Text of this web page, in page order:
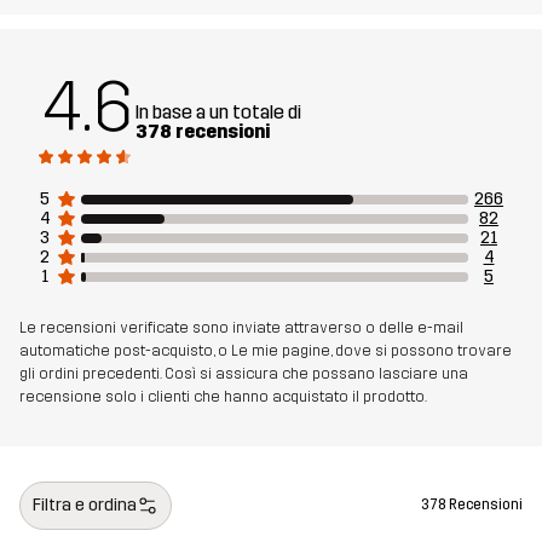
Il modello è alto 182 cm pesa 85 kg e indossa una taglia L.
Materiale 1 90% Poliestere (Riciclato), 10% Elastan
Mesh 91% Poliestere, 9% Elastan
Sostenibilità Dettagli riciclati
4.6 In base a un totale di
378 recensioni
5
266
4
82
3
21
2
4
1
5
Le recensioni verificate sono inviate attraverso o delle e-mail
automatiche post-acquisto, o Le mie pagine, dove si possono trovare
gli ordini precedenti. Così si assicura che possano lasciare una
recensione solo i clienti che hanno acquistato il prodotto.
Filtra e ordina 378 Recensioni